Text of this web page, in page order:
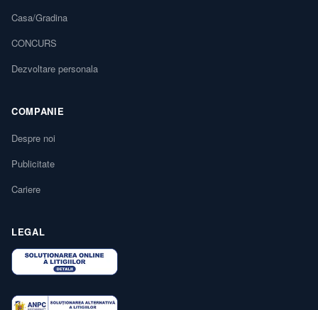
Casa/Gradina
CONCURS
Dezvoltare personala
COMPANIE
Despre noi
Publicitate
Cariere
LEGAL